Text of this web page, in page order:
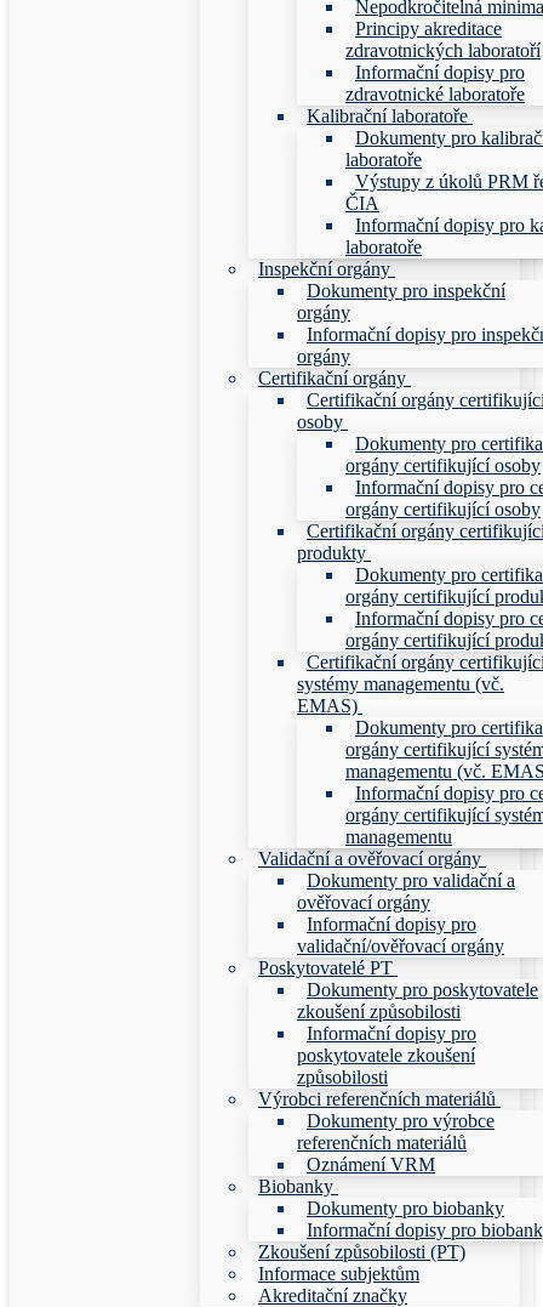
Nepodkročitelná minima
Principy akreditace
zdravotnických laboratoří
Informační dopisy pro
zdravotnické laboratoře
Kalibrační laboratoře
Dokumenty pro
laboratoře
Výstupy z úkolů PRM
ČIA
Informační dopisy pro
laboratoře
Inspekční orgány
Dokumenty pro inspekční
orgány
Informační dopisy pro
orgány
Certifikační orgány
Certifikační orgány
osoby
Dokumenty pro
orgány certifikující osoby
Informační dopisy pro
orgány certifikující osoby
Certifikační orgány
produkty
Dokumenty pro
orgány certifikující
Informační dopisy pro
orgány certifikující
Certifikační orgány
systémy managementu (vč.
EMAS)
Dokumenty pro
orgány certifikující
managementu (vč.
Informační dopisy pro
orgány certifikující
managementu
Validační a ověřovací orgány
Dokumenty pro validační a
ověřovací orgány
Informační dopisy pro
validační/ověřovací orgány
Poskytovatelé PT
Dokumenty pro poskytovatele
zkoušení způsobilosti
Informační dopisy pro
poskytovatele zkoušení
způsobilosti
Výrobci referenčních materiálů
Dokumenty pro výrobce
referenčních materiálů
Oznámení VRM
Biobanky
Dokumenty pro biobanky
Informační dopisy pro
Zkoušení způsobilosti (PT)
Informace subjektům
Akreditační značky